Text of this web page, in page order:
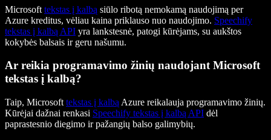
Microsoft tekstas į kalbą siūlo ribotą nemokamą naudojimą per
Azure kreditus, vėliau kaina priklauso nuo naudojimo. Speechify
tekstas į kalbą API yra lankstesnė, patogi kūrėjams, su aukštos
kokybės balsais ir geru našumu.
Ar reikia programavimo žinių naudojant Microsoft
tekstas į kalbą?
Taip, Microsoft tekstas į kalbą Azure reikalauja programavimo žinių.
Kūrėjai dažnai renkasi Speechify tekstas į kalbą API dėl
paprastesnio diegimo ir pažangių balso galimybių.